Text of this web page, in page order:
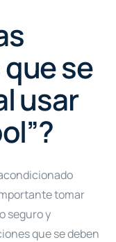
se
usar
tomar
seguro y
que se deben